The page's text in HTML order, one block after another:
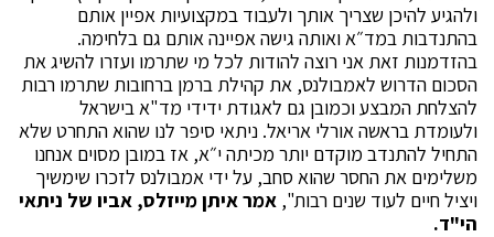
ולהגיע להיכן שצריך אותך ולעבוד במקצועיות אפיין אותם
בהתנדבות במד״א ואותה גישה אפיינה אותם גם בלחימה.
בהזדמנות זאת אני רוצה להודות לכל מי שתרמו ועזרו להשיג את
הסכום הדרוש לאמבולנס, את קהילת ברמן ברחובות שתרמו רבות
להצלחת המבצע וכמובן גם לאגודת ידידי מד"א בישראל
ולעומדת בראשה אורלי אריאל. ניתאי סיפר לנו שהוא התחרט שלא
התחיל להתנדב מוקדם יותר מכיתה י״א, אז במובן מסוים אנחנו
משלימים את החסר שהוא סחב, על ידי אמבולנס לזכרו שימשיך
ויציל חיים לעוד שנים רבות", אמר איתן מייזלס, אביו של ניתאי
הי"ד.